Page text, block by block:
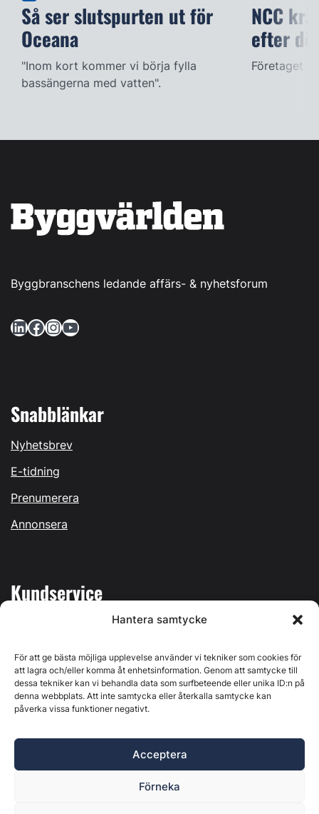
Hantera samtycke
För att ge bästa möjliga upplevelse använder vi tekniker som cookies för
att lagra och/eller komma åt enhetsinformation. Genom att samtycke till
dessa tekniker kan vi behandla data som surfbeteende eller unika ID:n på
denna webbplats. Att inte samtycka eller återkalla samtycke kan
påverka vissa funktioner negativt.
Acceptera
Förneka
Så ser slutspurten ut för
Oceana
"Inom kort kommer vi börja fylla
bassängerna med vatten".
NCC
efter
Företaget
Byggbranschens ledande affärs- & nyhetsforum
LinkedIn Facebook InstagramYouTube
Snabblänkar
Nyhetsbrev
E-tidning
Prenumerera
Annonsera
Kundservice
Kontakta oss
Östernäsvägen 1, 827 32 Ljusdal, org.nr: 556625-6425 -
Ansvarig utgivare: Henrik Ekberg. Innehållet på denna
webbplats är upphovsrättsligt skyddat. Ange källa vid citering.
Byggvärlden är en del avMarknadsdatagruppen